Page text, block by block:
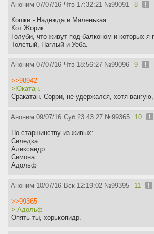
Аноним 07/07/16 Чтв 17:32:21 №99091 8
Кошки - Надежда и Маленькая
Кот Жорик
Голуби, что живут под балконом и которых
Толстый, Наглый и Уеба.
Аноним 07/07/16 Чтв 18:56:27 №99096 9
>>98942
>Юкатан.
Сракатан. Сорри, не удержался, хотя
Аноним 09/07/16 Суб 23:43:27 №99365 10
По старшинству из живых:
Селедка
Александр
Симона
Адольф
Аноним 10/07/16 Вск 12:19:02 №99395 11
>>99365
> Адольф
Опять ты, хорькопидр.